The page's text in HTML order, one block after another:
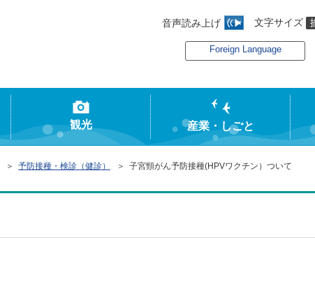
音声読み上げ 文字サイズ
Foreign Language
観光 産業・しごと
＞ 予防接種・検診（健診） ＞ 子宮頸がん予防接種(HPVワクチン）ついて